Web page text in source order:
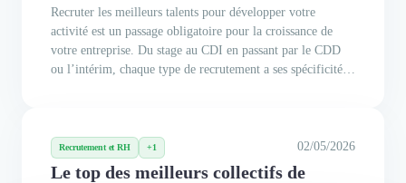
Recruter les meilleurs talents pour développer votre
activité est un passage obligatoire pour la croissance de
votre entreprise. Du stage au CDI en passant par le CDD
ou l’intérim, chaque type de recrutement a ses spécificités
Recrutement et RH +1 02/05/2026
Le top des meilleurs collectifs de